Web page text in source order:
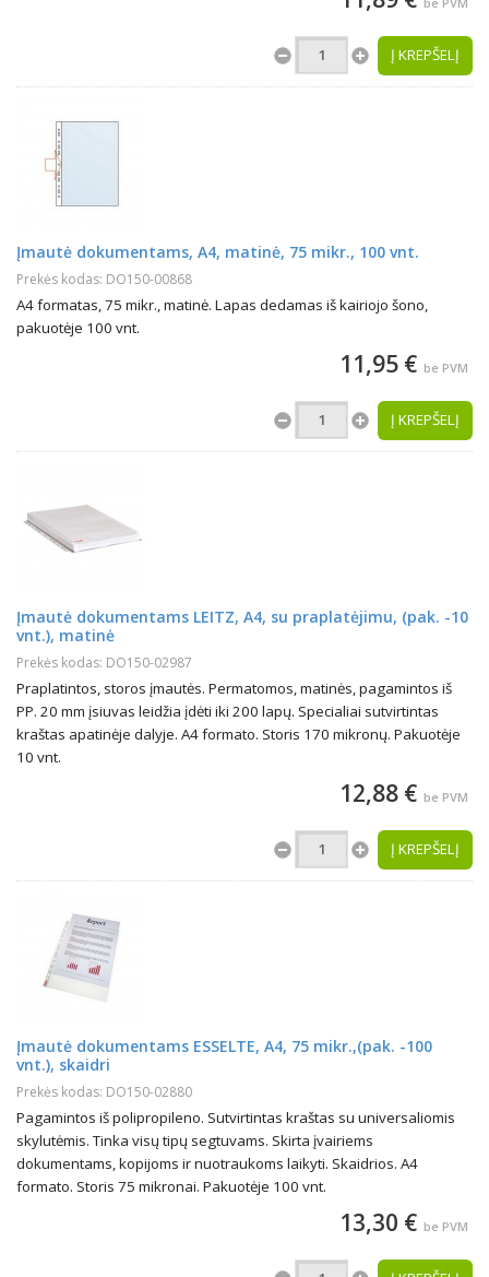
Į KREPŠELĮ
Įmautė dokumentams, A4, matinė, 75 mikr., 100 vnt.
Prekės kodas: DO150-00868
A4 formatas, 75 mikr., matinė. Lapas dedamas iš kairiojo šono,
pakuotėje 100 vnt.
11,95 € be PVM
Į KREPŠELĮ
Įmautė dokumentams LEITZ, A4, su praplatėjimu, (pak. -10
vnt.), matinė
Prekės kodas: DO150-02987
Praplatintos, storos įmautės. Permatomos, matinės, pagamintos iš
PP. 20 mm įsiuvas leidžia įdėti iki 200 lapų. Specialiai sutvirtintas
kraštas apatinėje dalyje. A4 formato. Storis 170 mikronų. Pakuotėje
10 vnt.
12,88 € be PVM
Į KREPŠELĮ
Įmautė dokumentams ESSELTE, A4, 75 mikr.,(pak. -100
vnt.), skaidri
Prekės kodas: DO150-02880
Pagamintos iš polipropileno. Sutvirtintas kraštas su universaliomis
skylutėmis. Tinka visų tipų segtuvams. Skirta įvairiems
dokumentams, kopijoms ir nuotraukoms laikyti. Skaidrios. A4
formato. Storis 75 mikronai. Pakuotėje 100 vnt.
13,30 € be PVM